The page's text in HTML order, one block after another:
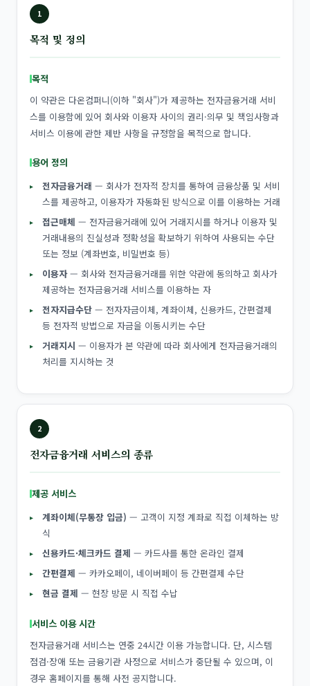
1
목적 및 정의
목적
이 약관은 다온컴퍼니(이하 "회사")가 제공하는 전자금융거래 서비
스를 이용함에 있어 회사와 이용자 사이의 권리·의무 및 책임사항과
서비스 이용에 관한 제반 사항을 규정함을 목적으로 합니다.
용어 정의
전자금융거래 — 회사가 전자적 장치를 통하여 금융상품 및 서비
스를 제공하고, 이용자가 자동화된 방식으로 이를 이용하는 거래
접근매체 — 전자금융거래에 있어 거래지시를 하거나 이용자 및
거래내용의 진실성과 정확성을 확보하기 위하여 사용되는 수단
또는 정보 (계좌번호, 비밀번호 등)
이용자— 회사와 전자금융거래를 위한 약관에 동의하고 회사가
제공하는 전자금융거래 서비스를 이용하는 자
전자지급수단 — 전자자금이체, 계좌이체, 신용카드, 간편결제
등 전자적 방법으로 자금을 이동시키는 수단
거래지시 — 이용자가 본 약관에 따라 회사에게 전자금융거래의
처리를 지시하는 것
2
전자금융거래 서비스의 종류
제공 서비스
계좌이체(무통장 입금) — 고객이 지정 계좌로 직접 이체하는 방
식
신용카드·체크카드 결제 — 카드사를 통한 온라인 결제
간편결제 — 카카오페이, 네이버페이 등 간편결제 수단
현금 결제 — 현장 방문 시 직접 수납
서비스 이용 시간
전자금융거래 서비스는 연중 24시간 이용 가능합니다. 단, 시스템
점검·장애 또는 금융기관 사정으로 서비스가 중단될 수 있으며, 이
경우 홈페이지를 통해 사전 공지합니다.